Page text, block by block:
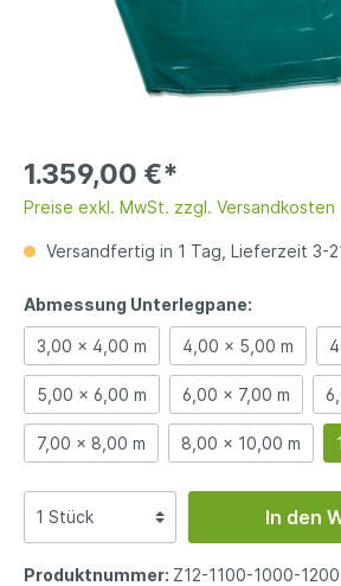
1.359,00 €*
Preise exkl. MwSt. zzgl. Versandkosten
Versandfertig in 1 Tag, Lieferzeit 3-
Abmessung Unterlegpane:
3,00 x 4,00 m 4,00 x 5,00 m
5,00 x 6,00 m 6,00 x 7,00 m
7,00 x 8,00 m 8,00 x 10,00 m
In den
Produktnummer: Z12-1100-1000-1200